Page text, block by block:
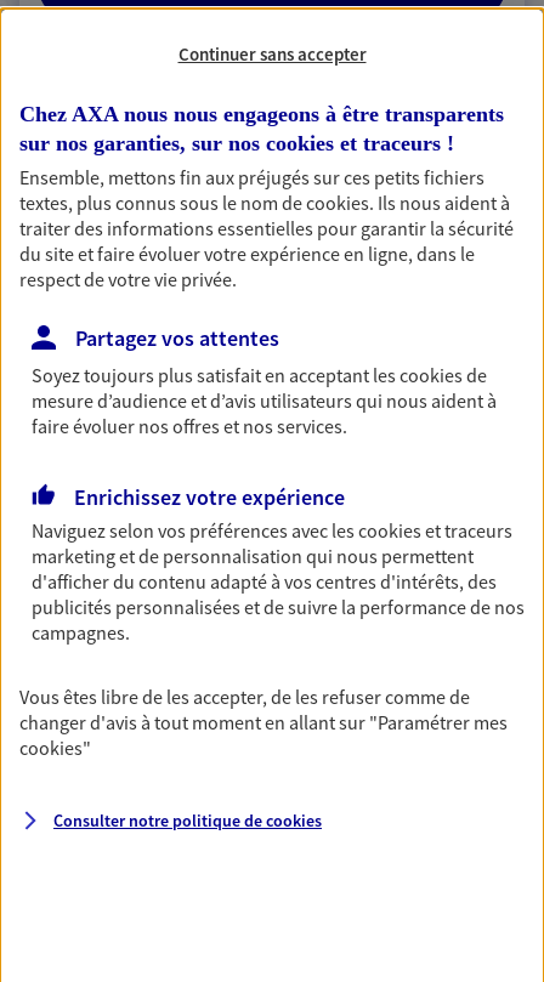
2 résultats correspondent à votre
recherche
Passer les
résultats
Liste Carte
Bianchi Cabos
Agents Généraux d'assurance exclusif AXA
France
05 62 96 79 56
NOUS CONTACTER
N° Orias * (orias.fr) : EI BIANCHI LOIC (20007744); EI CEDRIC
CABOS (24002951)
Continuer sans accepter
Chez AXA nous nous engageons à être transparents
sur nos garanties, sur nos cookies et traceurs !
Ensemble, mettons fin aux préjugés sur ces petits fichiers
textes, plus connus sous le nom decookies. Ils nous aident à
traiter des informations essentielles pour garantir la sécurité
du site et faire évoluer votre expérience en ligne, dans le
respect de votre vie privée.
Partagez vos attentes
Soyez toujours plus satisfait en acceptant lescookiesde
mesure d’audience et d’avis utilisateurs qui nous aident à
faire évoluer nos offres et nos services.
Enrichissez votre expérience
Naviguez selon vos préférences avec lescookies et traceurs
marketing et de personnalisation qui nous permettent
d'afficher du contenu adapté à vos centres d'intérêts, des
publicités personnalisées et de suivre la performance de nos
campagnes.
Vous êtes libre de les accepter, de les refuser comme de
changer d'avis à tout moment en allant sur "Paramétrer mes
cookies"
Consulter notre politique decookies